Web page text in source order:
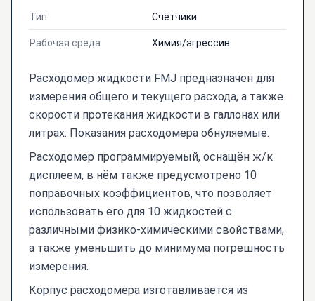
Тип Счётчики
Рабочая среда Химия/агрессив
Расходомер жидкости FMJ предназначен для
измерения общего и текущего расхода, а также
скорости протекания жидкости в галлонах или
литрах. Показания расходомера обнуляемые.
Расходомер программируемый, оснащён ж/к
дисплеем, в нём также предусмотрено 10
поправочных коэффициентов, что позволяет
использовать его для 10 жидкостей с
различными физико-химическими свойствами,
а также уменьшить до минимума погрешность
измерения.
Корпус расходомера изготавливается из